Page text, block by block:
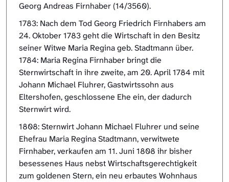
Georg Andreas Firnhaber (14/3560).
1783: Nach dem Tod Georg Friedrich Firnhabers am
24. Oktober 1783 geht die Wirtschaft in den Besitz
seiner Witwe Maria Regina geb. Stadtmann über.
1784: Maria Regina Firnhaber bringt die
Sternwirtschaft in ihre zweite, am 20. April 1784 mit
Johann Michael Fluhrer, Gastwirtssohn aus
Eltershofen, geschlossene Ehe ein, der dadurch
Sternwirt wird.
1808: Sternwirt Johann Michael Fluhrer und seine
Ehefrau Maria Regina Stadtmann, verwitwete
Firnhaber, verkaufen am 11. Juni 1808 ihr bisher
besessenes Haus nebst Wirtschaftsgerechtigkeit
zum goldenen Stern, ein neu erbautes Wohnhaus